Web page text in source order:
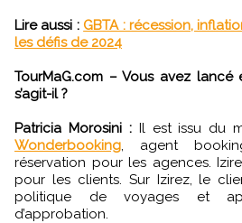
Lire aussi : GBTA : récession,
les défis de 2024
TourMaG.com – Vous avez lancé
s’agit-il ?
Patricia Morosini : Il est issu du
Wonderbooking , agent
réservation pour les agences.
pour les clients. Sur Izirez, le
politique de voyages et
d’approbation.